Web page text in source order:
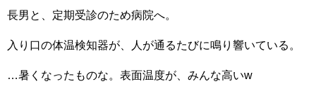
長男と、定期受診のため病院へ。
入り口の体温検知器が、人が通るたびに鳴り響いている。
…暑くなったものな。表面温度が、みんな高いw